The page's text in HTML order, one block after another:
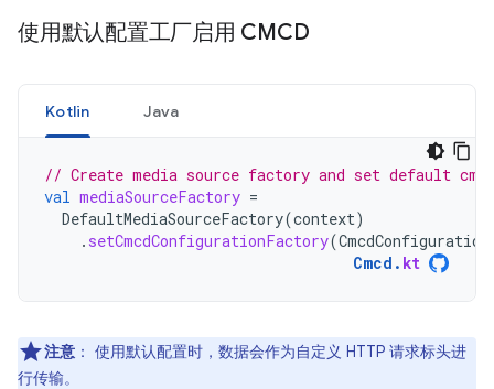
使用默认配置工厂启用 CMCD
Kotlin Java
// Create media source factory and set default
val mediaSourceFactory =
DefaultMediaSourceFactory(context)
. setCmcdConfigurationFactory(CmcdConfiguration
Cmcd . kt
注意 ： 使用默认配置时，数据会作为自定义 HTTP 请求标头进
行传输。